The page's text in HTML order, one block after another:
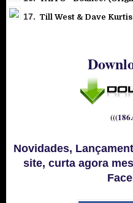
17. Till West & Dave
Novidades,
site, curta agora